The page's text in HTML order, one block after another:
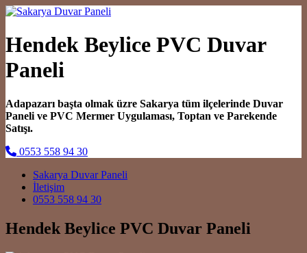
Hendek Beylice PVC Duvar
Paneli
Adapazarı başta olmak üzre Sakarya tüm ilçelerinde Duvar
Paneli ve PVC Mermer Uygulaması, Toptan ve Parekende
Satışı.
0553 558 94 30
Main Navigation
Sakarya Duvar Paneli
İletişim
0553 558 94 30
Hendek Beylice PVC Duvar Paneli